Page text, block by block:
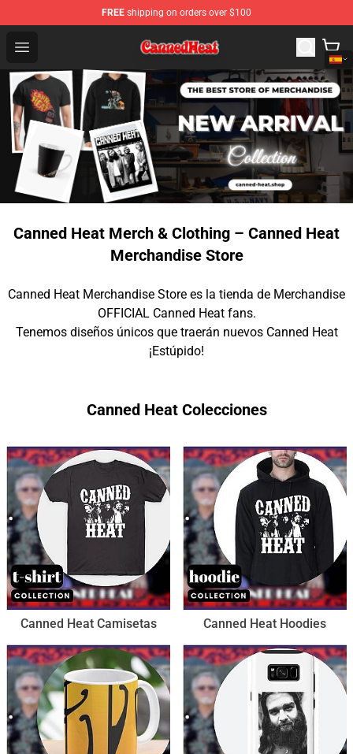
FREE shipping on orders over $100
Open menu
Canned Heat Store - Official Canned Heat Merchandise
Canned Heat Merch & Clothing – Canned Heat
Merchandise Store
Canned Heat Merchandise Store es la tienda de Merchandise
OFFICIAL Canned Heat fans.
Tenemos diseños únicos que traerán nuevos Canned Heat
¡Estúpido!
Canned Heat Colecciones
Canned Heat Camisetas Canned Heat Hoodies